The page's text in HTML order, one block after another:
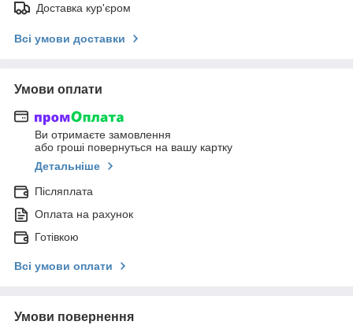
Доставка кур'єром
Всі умови доставки
Умови оплати
Ви отримаєте замовлення
або гроші повернуться на вашу картку
Детальніше
Післяплата
Оплата на рахунок
Готівкою
Всі умови оплати
Умови повернення